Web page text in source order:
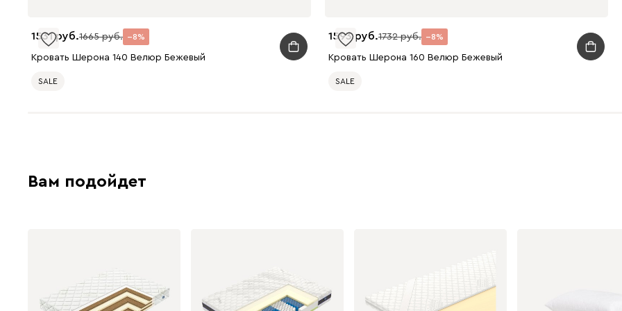
1531 1665 8
Кровать Шерона 140 Велюр Бежевый
SALE
1593 1732 8
Кровать Шерона 160 Велюр Бежевый
SALE
Вам подойдет